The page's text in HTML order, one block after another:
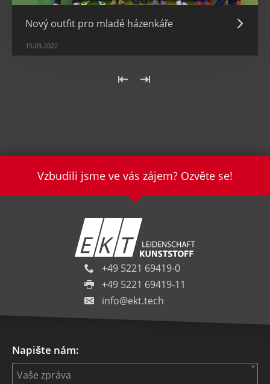
Nový outfit pro mladé házenkáře
15.03.2022
« Letzte
Vzbudili jsme ve vás zájem? Ozvěte se!
+49 5221 69419-0
+49 5221 69419-11
info@ekt.tech
Napište nám: